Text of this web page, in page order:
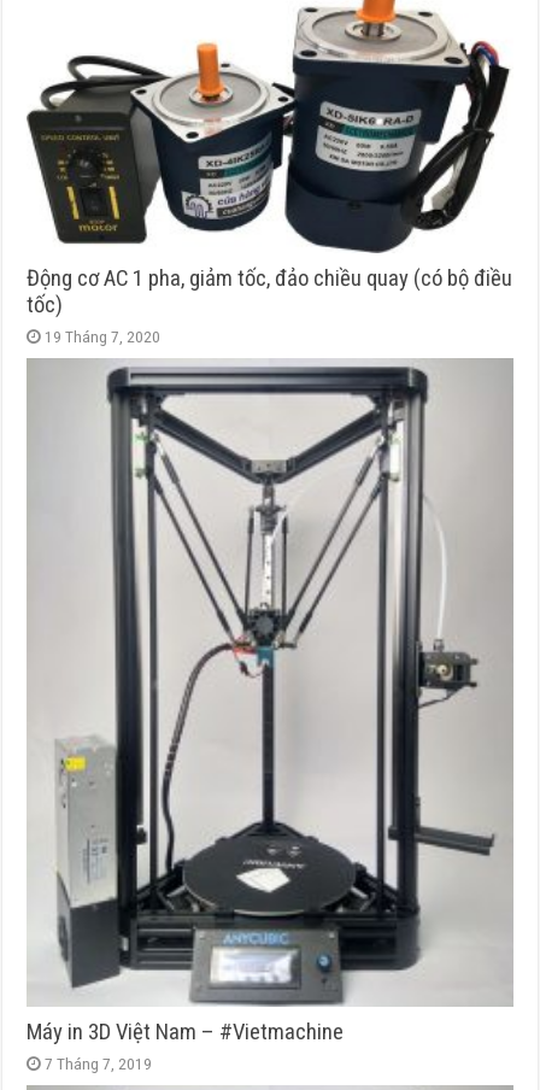
Động cơ AC 1 pha, giảm tốc, đảo chiều quay (có bộ điều
tốc)
19 Tháng 7, 2020
Máy in 3D Việt Nam – #Vietmachine
7 Tháng 7, 2019